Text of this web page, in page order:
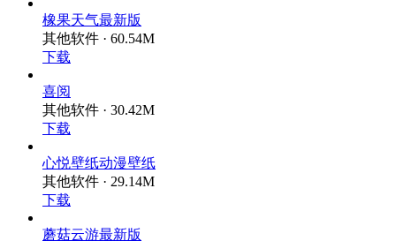
橡果天气最新版
其他软件 · 60.54M
下载
喜阅
其他软件 · 30.42M
下载
心悦壁纸动漫壁纸
其他软件 · 29.14M
下载
蘑菇云游最新版